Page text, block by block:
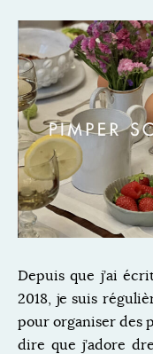
Depuis que j’ai
2018, je suis
pour organiser des
dire que j’adore